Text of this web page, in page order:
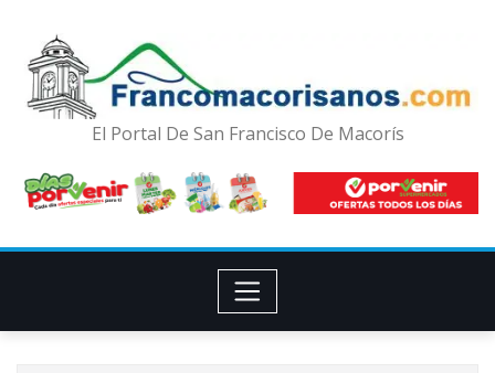
El Portal De San Francisco De Macorís